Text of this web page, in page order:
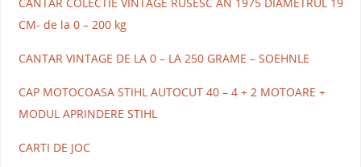
CM- de la 0 – 200 kg
CANTAR VINTAGE DE LA 0 – LA 250 GRAME – SOEHNLE
CAP MOTOCOASA STIHL AUTOCUT 40 – 4 + 2 MOTOARE +
MODUL APRINDERE STIHL
CARTI DE JOC